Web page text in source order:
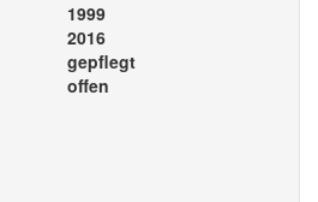
1999
2016
gepflegt
offen